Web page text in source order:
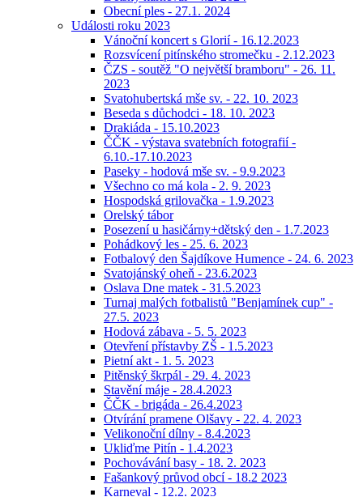
Obecní ples - 27.1. 2024
Události roku 2023
Vánoční koncert s Glorií - 16.12.2023
Rozsvícení pitínského stromečku - 2.12.2023
ČZS - soutěž "O největší bramboru" - 26. 11.
2023
Svatohubertská mše sv. - 22. 10. 2023
Beseda s důchodci - 18. 10. 2023
Drakiáda - 15.10.2023
ČČK - výstava svatebních fotografií -
6.10.-17.10.2023
Paseky - hodová mše sv. - 9.9.2023
Všechno co má kola - 2. 9. 2023
Hospodská grilovačka - 1.9.2023
Orelský tábor
Posezení u hasičárny+dětský den - 1.7.2023
Pohádkový les - 25. 6. 2023
Fotbalový den Šajdíkove Humence - 24. 6. 2023
Svatojánský oheň - 23.6.2023
Oslava Dne matek - 31.5.2023
Turnaj malých fotbalistů "Benjamínek cup" -
27.5. 2023
Hodová zábava - 5. 5. 2023
Otevření přístavby ZŠ - 1.5.2023
Pietní akt - 1. 5. 2023
Pitěnský škrpál - 29. 4. 2023
Stavění máje - 28.4.2023
ČČK - brigáda - 26.4.2023
Otvírání pramene Olšavy - 22. 4. 2023
Velikonoční dílny - 8.4.2023
Ukliďme Pitín - 1.4.2023
Pochovávání basy - 18. 2. 2023
Fašankový průvod obcí - 18.2 2023
Karneval - 12.2. 2023